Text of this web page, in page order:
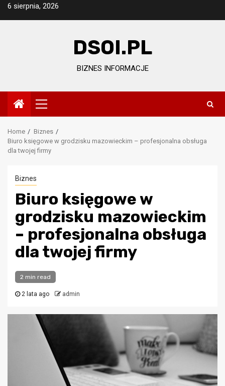
Skip6 sierpnia, 2026
DSOI.PL
BIZNES INFORMACJE
Primary
Menu
Home
Biznes
Biuro księgowe w grodzisku mazowieckim – profesjonalna obsługa
dla twojej firmy
Biznes
Biuro księgowe w
grodzisku mazowieckim
– profesjonalna obsługa
dla twojej firmy
2 min read
2 lata ago admin